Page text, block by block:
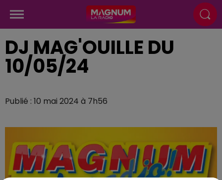
DJ MAG'OUILLE DU
10/05/24
Publié : 10 mai 2024 à 7h56